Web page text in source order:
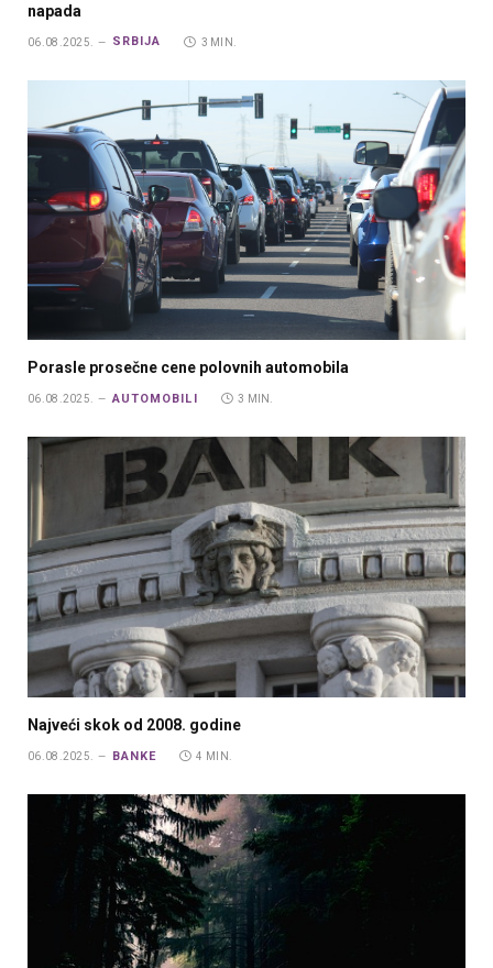
napada
06.08.2025. SRBIJA 3 MIN.
Porasle prosečne cene polovnih automobila
06.08.2025. AUTOMOBILI 3 MIN.
Najveći skok od 2008. godine
06.08.2025. BANKE 4 MIN.